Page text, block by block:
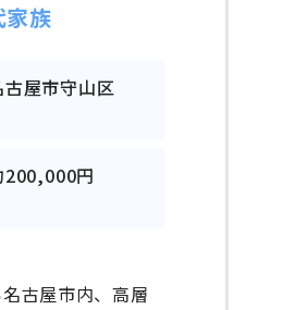
族
古屋市守山区
200,000円
古屋市内、高層